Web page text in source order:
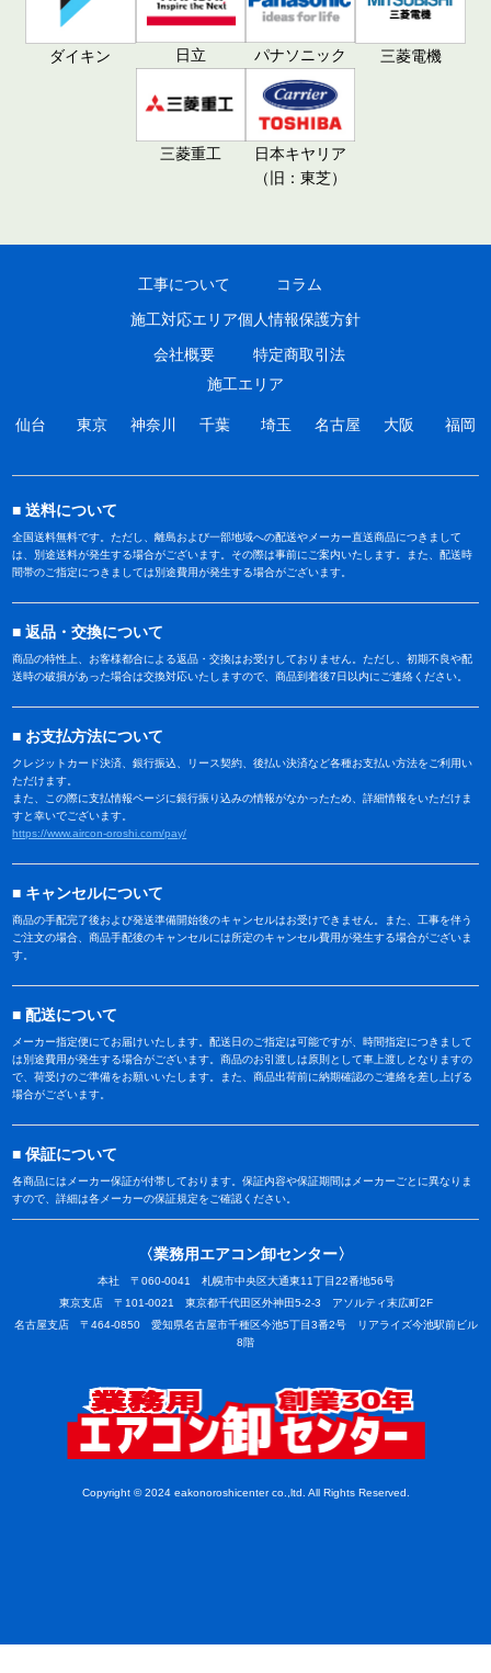
ダイキン 日立 パナソニック 三菱電機
三菱重工
日本キヤリア
（旧：東芝）
工事について
施工対応エリア
会社概要
コラム
個人情報保護方針
特定商取引法
施工エリア
仙台 東京 神奈川 千葉 埼玉 名古屋 大阪 福岡
送料について
全国送料無料です。ただし、離島および一部地域への配送やメーカー直送商品につきまして
は、別途送料が発生する場合がございます。その際は事前にご案内いたします。また、配送時
間帯のご指定につきましては別途費用が発生する場合がございます。
返品・交換について
商品の特性上、お客様都合による返品・交換はお受けしておりません。ただし、初期不良や配
送時の破損があった場合は交換対応いたしますので、商品到着後7日以内にご連絡ください。
お支払方法について
クレジットカード決済、銀行振込、リース契約、後払い決済など各種お支払い方法をご利用い
ただけます。
また、この際に支払情報ページに銀行振り込みの情報がなかったため、詳細情報をいただけま
すと幸いでございます。
https://www.aircon-oroshi.com/pay/
キャンセルについて
商品の手配完了後および発送準備開始後のキャンセルはお受けできません。また、工事を伴う
ご注文の場合、商品手配後のキャンセルには所定のキャンセル費用が発生する場合がございま
す。
配送について
メーカー指定便にてお届けいたします。配送日のご指定は可能ですが、時間指定につきまして
は別途費用が発生する場合がございます。商品のお引渡しは原則として車上渡しとなりますの
で、荷受けのご準備をお願いいたします。また、商品出荷前に納期確認のご連絡を差し上げる
場合がございます。
保証について
各商品にはメーカー保証が付帯しております。保証内容や保証期間はメーカーごとに異なりま
すので、詳細は各メーカーの保証規定をご確認ください。
〈業務用エアコン卸センター〉
本社 〒060-0041 札幌市中央区大通東11丁目22番地56号
東京支店 〒101-0021 東京都千代田区外神田5-2-3 アソルティ末広町2F
名古屋支店 〒464-0850 愛知県名古屋市千種区今池5丁目3番2号 リアライズ今池駅前ビル
8階
Copyright © 2024 eakonoroshicenter co.,ltd. All Rights Reserved.